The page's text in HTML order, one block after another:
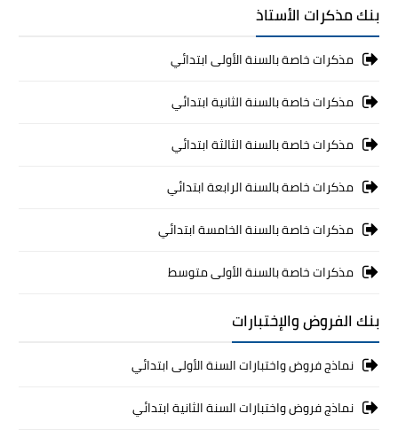
بنك مذكرات الأستاذ
مذكرات خاصة بالسنة الأولى ابتدائي
مذكرات خاصة بالسنة الثانية ابتدائي
مذكرات خاصة بالسنة الثالثة ابتدائي
مذكرات خاصة بالسنة الرابعة ابتدائي
مذكرات خاصة بالسنة الخامسة ابتدائي
مذكرات خاصة بالسنة الأولى متوسط
بنك الفروض والإختبارات
نماذج فروض واختبارات السنة الأولى ابتدائي
نماذج فروض واختبارات السنة الثانية ابتدائي